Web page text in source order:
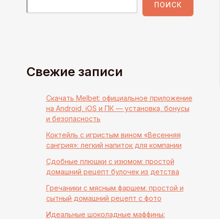
ПОИСК
Свежие записи
Скачать Melbet: официальное приложение
на Android, iOS и ПК — установка, бонусы
и безопасность
Коктейль с игристым вином «Весенняя
сангрия»: легкий напиток для компании
Сдобные плюшки с изюмом: простой
домашний рецепт булочек из детства
Гречаники с мясным фаршем: простой и
сытный домашний рецепт с фото
Идеальные шоколадные маффины: